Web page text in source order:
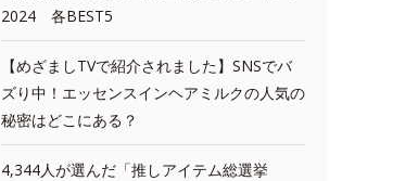
2024 各BEST5
【めざましTVで紹介されました】SNSでバ
ズり中！エッセンスインヘアミルクの人気の
秘密はどこにある？
4,344人が選んだ「推しアイテム総選挙